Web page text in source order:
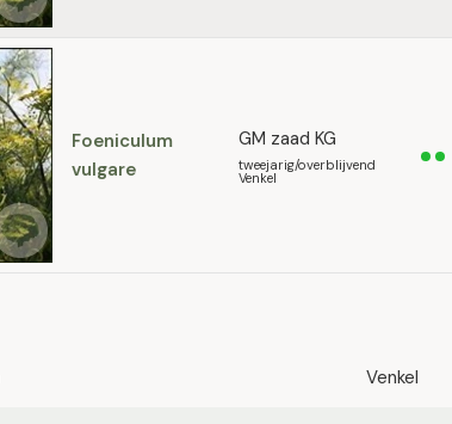
Foeniculum
vulgare
GM zaad KG
tweejarig/overblijvend
Venkel
Venkel